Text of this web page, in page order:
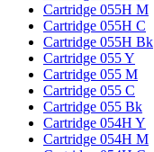
Cartridge 055H M
Cartridge 055H C
Cartridge 055H Bk
Cartridge 055 Y
Cartridge 055 M
Cartridge 055 C
Cartridge 055 Bk
Cartridge 054H Y
Cartridge 054H M